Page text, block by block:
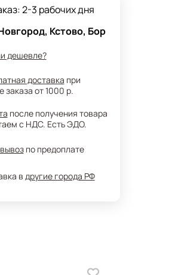
2-3 рабочих дня
Кстово, Бор
дешевле?
доставка при
заказа от 1000 р.
после получения товара
с НДС. Есть ЭДО.
по предоплате
в другие города РФ